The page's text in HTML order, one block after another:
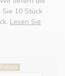
10 Stück
Lesen Sie
Rabatt